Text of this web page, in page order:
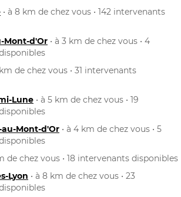
• à 8 km de chez vous • 142 intervenants
Mont-d'Or • à 3 km de chez vous • 4
de chez vous • 31 intervenants
Lune • à 5 km de chez vous • 19
Mont-d'Or • à 4 km de chez vous • 5
de chez vous • 18 intervenants disponibles
Lyon • à 8 km de chez vous • 23